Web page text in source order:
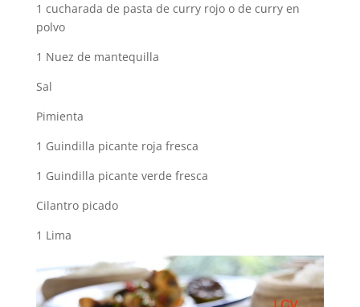
1 cucharada de pasta de curry rojo o de curry en
polvo
1 Nuez de mantequilla
Sal
Pimienta
1 Guindilla picante roja fresca
1 Guindilla picante verde fresca
Cilantro picado
1 Lima